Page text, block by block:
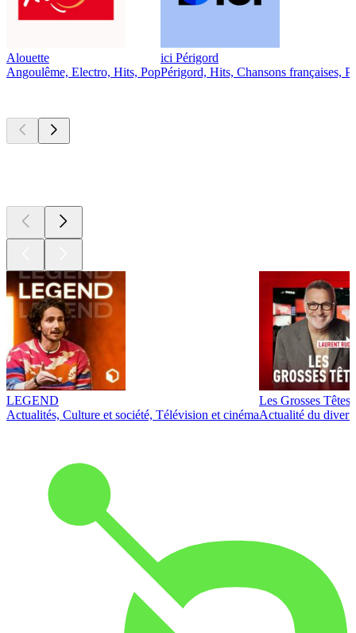
Alouette
Angoulême, Electro, Hits, Pop
ici Périgord
Périgord, Hits, Chansons françaises,
LEGEND
Actualités, Culture et société, Télévision et cinéma
Les Grosses Têtes
Actualité du